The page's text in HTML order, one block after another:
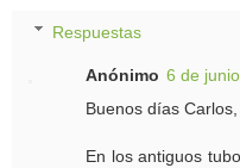
Respuestas
Anónimo 6 de
Buenos días Carlos,
En los antiguos